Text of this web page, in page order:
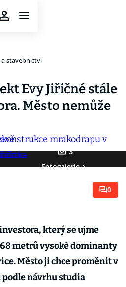
a stavebnictví
Evy Jiřičné stále
Město nemůže
3
Fotogalerie
0
který se ujme
metrů vysoké dominanty
Město ji chce proměnit v
návrhu studia